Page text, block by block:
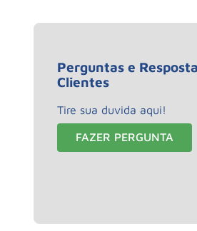
Perguntas e
Clientes
Tire sua duvida aqui!
FAZER PERGUNTA